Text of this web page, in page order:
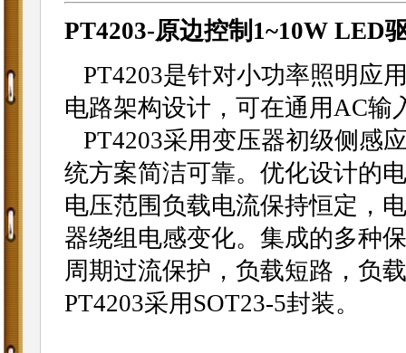
PT4203-原边控制1~10W LED
PT4203是针对小功率照明应
电路架构设计，可在通用AC
PT4203采用变压器初级侧感
统方案简洁可靠。优化设计的
电压范围负载电流保持恒定，
器绕组电感变化。集成的多种
周期过流保护，负载短路，负
PT4203采用SOT23-5封装。